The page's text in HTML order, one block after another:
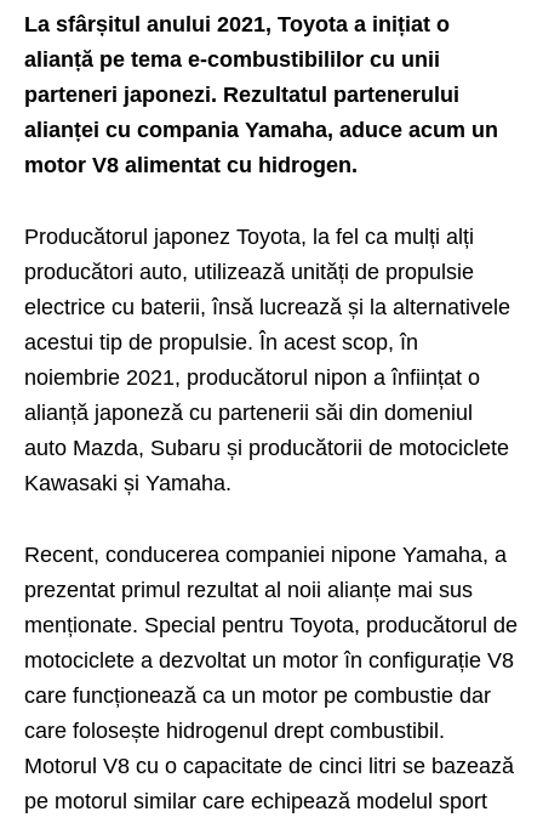
La sfârșitul anului 2021, Toyota a inițiat o
alianță pe tema e-combustibililor cu unii
parteneri japonezi. Rezultatul partenerului
alianței cu compania Yamaha, aduce acum un
motor V8 alimentat cu hidrogen.
Producătorul japonez Toyota, la fel ca mulți alți
producători auto, utilizează unități de propulsie
electrice cu baterii, însă lucrează și la alternativele
acestui tip de propulsie. În acest scop, în
noiembrie 2021, producătorul nipon a înființat o
alianță japoneză cu partenerii săi din domeniul
auto Mazda, Subaru și producătorii de motociclete
Kawasaki și Yamaha.
Recent, conducerea companiei nipone Yamaha, a
prezentat primul rezultat al noii alianțe mai sus
menționate. Special pentru Toyota, producătorul de
motociclete a dezvoltat un motor în configurație V8
care funcționează ca un motor pe combustie dar
care folosește hidrogenul drept combustibil.
Motorul V8 cu o capacitate de cinci litri se bazează
pe motorul similar care echipează modelul sport